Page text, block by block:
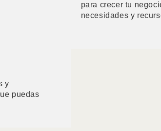
para crecer tu
necesidades y
y
puedas